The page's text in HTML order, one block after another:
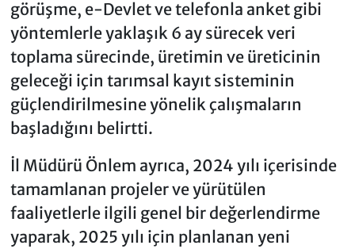
görüşme, e-Devlet ve telefonla anket gibi
yöntemlerle yaklaşık 6 ay sürecek veri
toplama sürecinde, üretimin ve üreticinin
geleceği için tarımsal kayıt sisteminin
güçlendirilmesine yönelik çalışmaların
başladığını belirtti.
İl Müdürü Önlem ayrıca, 2024 yılı içerisinde
tamamlanan projeler ve yürütülen
faaliyetlerle ilgili genel bir değerlendirme
yaparak, 2025 yılı için planlanan yeni